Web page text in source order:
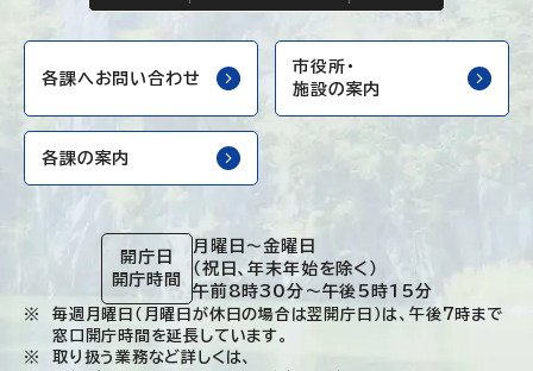
各課へお問い合わせ
市役所・
施設の案内
各課の案内
開庁日
開庁時間
月曜日～金曜日
（祝日、年末年始を除く）
午前8時30分～午後5時15分
毎週月曜日（月曜日が休日の場合は翌開庁日）は、午後7時まで
窓口開庁時間を延長しています。
取り扱う業務など詳しくは、